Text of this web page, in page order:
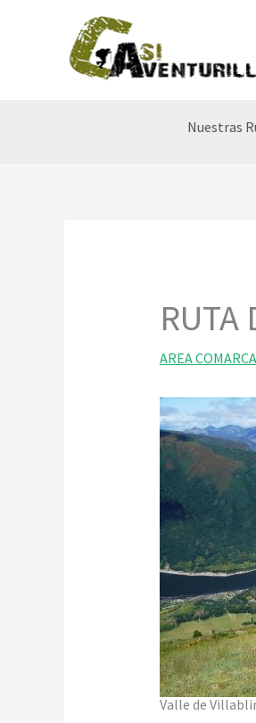
Nuestras
RUTA
AREA
Valle de